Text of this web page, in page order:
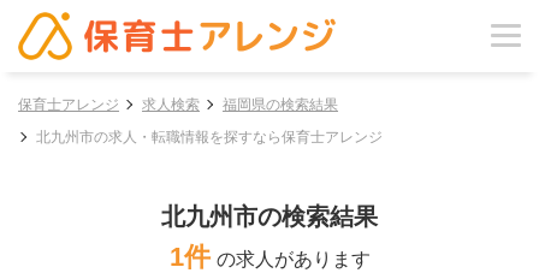
保育士アレンジ 求人検索
福岡県の検索結果
北九州市の求人・転職情報を探すなら保育士アレンジ
北九州市の検索結果
1件 の求人があります